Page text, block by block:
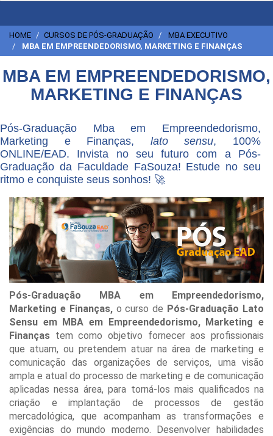
HOME CURSOS DE PÓS-GRADUAÇÃO
MBA EXECUTIVO
MBA EM EMPREENDEDORISMO, MARKETING E FINANÇAS
MBA EM EMPREENDEDORISMO,
MARKETING E FINANÇAS
Pós-Graduação Mba em Empreendedorismo,
Marketing e Finanças, lato sensu, 100%
ONLINE/EAD. Invista no seu futuro com a Pós-
Graduação da Faculdade FaSouza! Estude no seu
ritmo e conquiste seus sonhos! 🚀
Pós-Graduação MBA em Empreendedorismo,
Marketing e Finanças, o curso de Pós-Graduação Lato
Sensu em MBA em Empreendedorismo, Marketing e
Finanças tem como objetivo fornecer aos profissionais
que atuam, ou pretendem atuar na área de marketing e
comunicação das organizações de serviços, uma visão
ampla e atual do processo de marketing e de comunicação
aplicadas nessa área, para torná-los mais qualificados na
criação e implantação de processos de gestão
mercadológica, que acompanham as transformações e
exigências do mundo moderno. Desenvolver habilidades